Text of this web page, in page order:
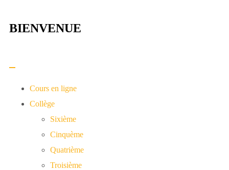
BIENVENUE​
Cours en ligne
Collège
Sixième
Cinquème
Quatrième
Troisième